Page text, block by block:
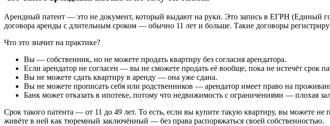
Арендный патент — это не документ, который выдают на руки. Это запись в ЕГРН (Единый
договора аренды с длительным сроком — обычно 11 лет и больше. Такие договоры
Что это значит на практике?
Вы — собственник, но не можете продать квартиру без согласия арендатора.
Если арендатор не согласен — вы не сможете продать её вообще, пока не истечёт срок
Вы не можете сдать квартиру в аренду — она уже сдана.
Вы не можете прописать себя или родственников — арендатор имеет право на
Банк может отказать в ипотеке, потому что недвижимость с ограничениями — плохая
Срок такого патента — от 11 до 49 лет. То есть, если вы купите такую квартиру, вы можете
живёте в ней как тюремный заключённый — без права распоряжаться своей собственностью.